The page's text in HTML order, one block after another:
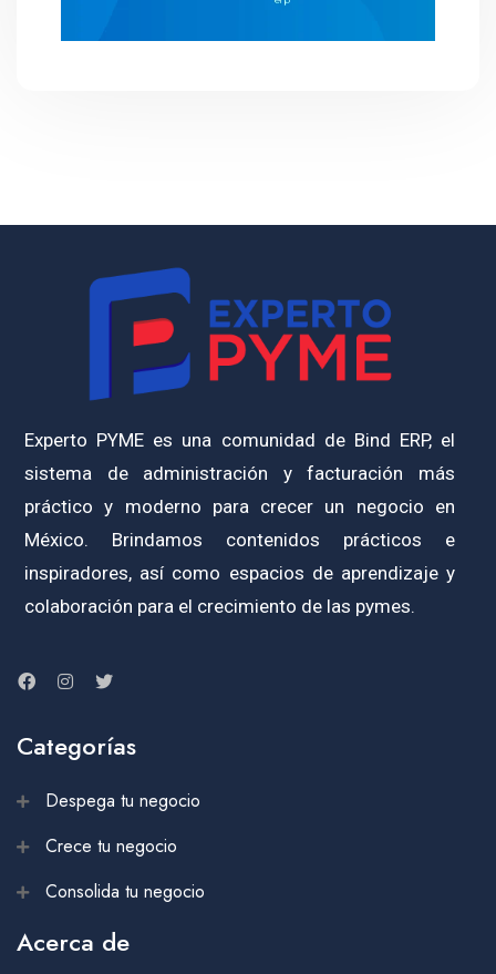
Experto PYME es una comunidad de Bind ERP, el
sistema de administración y facturación más
práctico y moderno para crecer un negocio en
México. Brindamos contenidos prácticos e
inspiradores, así como espacios de aprendizaje y
colaboración para el crecimiento de las pymes.
Categorías
Despega tu negocio
Crece tu negocio
Consolida tu negocio
Acerca de